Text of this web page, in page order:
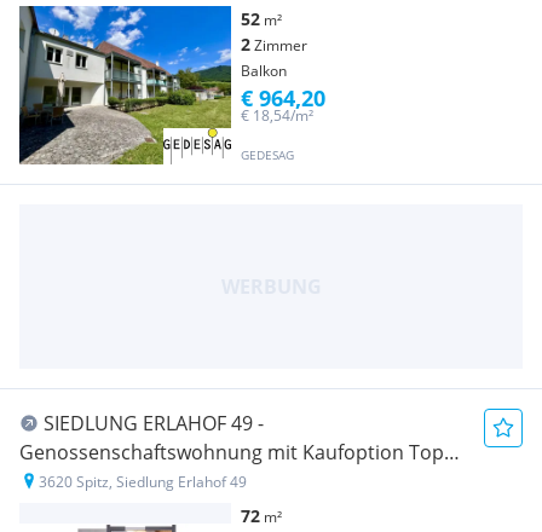
52 m²
2Zimmer
Balkon
GEDESAG
€ 18,54/m²
€ 964,20
SIEDLUNG ERLAHOF 49 -
Genossenschaftswohnung mit Kaufoption Top
163620 Spitz, Siedlung Erlahof 49
72 m²